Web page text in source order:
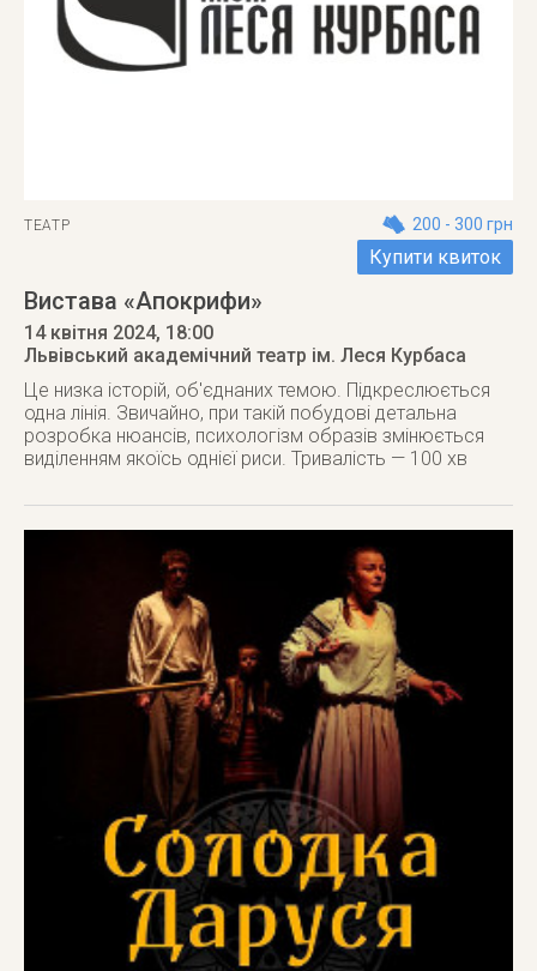
ТЕАТР 200 - 300 грн
Купити квиток
Вистава «Апокрифи»
14 квітня 2024, 18:00
Львівський академічний театр ім. Леся Курбаса
Це низка історій, об'єднаних темою. Підкреслюється
одна лінія. Звичайно, при такій побудові детальна
розробка нюансів, психологізм образів змінюється
виділенням якоїсь однієї риси. Тривалість — 100 хв